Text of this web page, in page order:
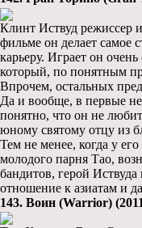
Клинт Иствуд режиссер
фильме он делает самое
карьеру. Играет он
который, по понятным
Впрочем, остальных
Да и вообще, в первые
понятно, что он не
юному святому отцу из
Тем не менее, когда у
молодого парня Тао,
бандитов, герой Иствуда
отношение к азиатам и
143. Воин (Warrior)